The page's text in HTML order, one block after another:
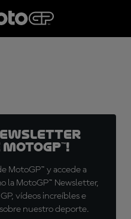
MotoGP™ y accede a
la MotoGP™ Newsletter,
vídeos increíbles e
nuestro deporte.